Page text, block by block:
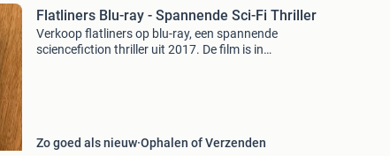
Flatliners Blu-ray - Spannende Sci-Fi Thriller
Verkoop flatliners op blu-ray, een spannende
sciencefiction thriller uit 2017. De film is in
Zo goed als nieuw Ophalen of Verzenden